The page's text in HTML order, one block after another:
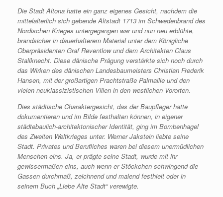
Die Stadt Altona hatte ein ganz eigenes Gesicht, nachdem die
mittelalterlich sich gebende Altstadt 1713 im Schwedenbrand des
Nordischen Krieges untergegangen war und nun neu erblühte,
brandsicher in dauerhafterem Material unter dem Königliche
Oberpräsidenten Graf Reventlow und dem Architekten Claus
Stallknecht. Diese dänische Prägung verstärkte sich noch durch
das Wirken des dänischen Landesbaumeisters Christian Frederik
Hansen, mit der großartigen Prachtstraße Palmaille und den
vielen neuklassizistischen Villen in den westlichen Vororten.
Dies städtische Charaktergesicht, das der Baupfleger hatte
dokumentieren und im Bilde festhalten können, in eigener
städtebaulich-architektonischer Identität, ging im Bombenhagel
des Zweiten Weltkrieges unter. Werner Jakstein liebte seine
Stadt. Privates und Berufliches waren bei diesem unermüdlichen
Menschen eins. Ja, er prägte seine Stadt, wurde mit ihr
gewissermaßen eins, auch wenn er Stöckchen schwingend die
Gassen durchmaß, zeichnend und malend festhielt oder in
seinem Buch „Liebe Alte Stadt“ verewigte.